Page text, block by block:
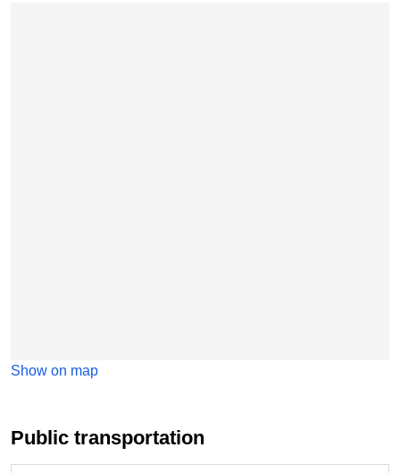
Show on map
Public transportation